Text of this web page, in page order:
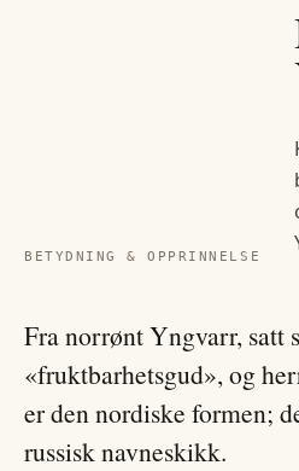
BETYDNING & OPPRINNELSE
Fra norrønt Yngvarr, satt
«fruktbarhetsgud», og
er den nordiske formen;
russisk navneskikk.